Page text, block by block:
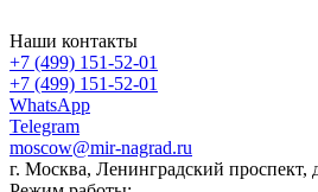
Наши контакты
+7 (499) 151-52-01
+7 (499) 151-52-01
WhatsApp
Telegram
moscow@mir-nagrad.ru
г. Москва, Ленинградский проспект,